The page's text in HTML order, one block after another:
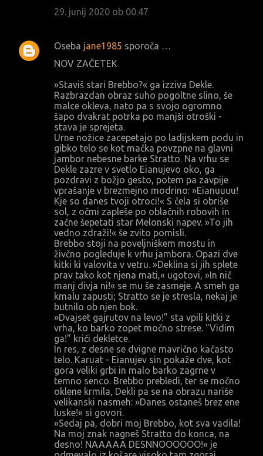
29. junij 2020 ob 00:47
Oseba jane1985 sporoča …
NOV ZAČETEK
»Staviš stari Brebbo?« ga izziva Dekle.
Razbrazdan obraz suho pogoltne slino, še
malce okleva, nato pa s svojo ogromno
šapo dvakrat potrka po manjši otroški -
stava je sprejeta.
Urne nožice zacepetajo po ladijskem podu in
gibko telo se kot mačka povzpne na glavni
jambor nebesne barke Stratto. Na vrhu se
Dekle zazre v svetlo Eianujevo oko, ga
pozdravi z božjo gesto, potem pa zavpije
vprašanje v brezmejno modrino: »Eianuuuu!
Kje so danes tvoji otroci!« S čela si obriše
sol, z očmi zapleše po oblačnih robovih in
začne šepetati star Melonski napev. »To jih
vedno zdraži!« še zvito pomisli.
Brebbo stoji na poveljniškem mostu in
živčno pogleduje k vrhu jambora. Opazi dve
kitki ki valovita v vetru. »Deklina si jih splete
prav tako kot njena mati,« ugotovi, »In nič
manj divja ni!« se mu še zasmeje. A smeh ga
kmalu zapusti; Stratto se je stresla, nekaj je
butnilo ob njen bok.
»Dvajset gajrutov na levo!" sta vpili kitki z
vrha, ko barko zopet močno strese. "Vidim
ga!" kriči dekletce.
In res, z desne se dvigne mavrično kačasto
telo. Karuat - Eianujev sin pokaže dve, kot
gora veliki grbi in malo barko zagrne v
temno senco. Brebbo prebledi, ter se močno
oklene krmila, Dekli pa se na obrazu nariše
velikanski nasmeh: »Danes ostaneš brez ene
luske!« si govori.
»Sedaj pa, dobri moj Brebbo, kot sva vadila!
Na moj znak nagneš Stratto do konca, na
desno! NAAAAA DESNNOOOOOO!« je